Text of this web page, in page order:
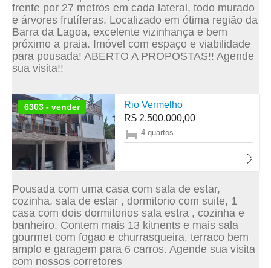
frente por 27 metros em cada lateral, todo murado
e árvores frutíferas. Localizado em ótima região da
Barra da Lagoa, excelente vizinhança e bem
próximo a praia. Imóvel com espaço e viabilidade
para pousada! ABERTO A PROPOSTAS!! Agende
sua visita!!
6303 - vender
Rio Vermelho
R$ 2.500.000,00
4 quartos
Pousada com uma casa com sala de estar,
cozinha, sala de estar , dormitorio com suite, 1
casa com dois dormitorios sala estra , cozinha e
banheiro. Contem mais 13 kitnents e mais sala
gourmet com fogao e churrasqueira, terraco bem
amplo e garagem para 6 carros. Agende sua visita
com nossos corretores